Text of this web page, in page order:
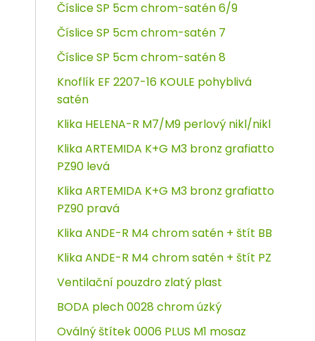
Číslice SP 5cm chrom-satén 6/9
Číslice SP 5cm chrom-satén 7
Číslice SP 5cm chrom-satén 8
Knoflík EF 2207-16 KOULE pohyblivá
satén
Klika HELENA-R M7/M9 perlový nikl/nikl
Klika ARTEMIDA K+G M3 bronz grafiatto
PZ90 levá
Klika ARTEMIDA K+G M3 bronz grafiatto
PZ90 pravá
Klika ANDE-R M4 chrom satén + štít BB
Klika ANDE-R M4 chrom satén + štít PZ
Ventilační pouzdro zlatý plast
BODA plech 0028 chrom úzký
Oválný štítek 0006 PLUS M1 mosaz